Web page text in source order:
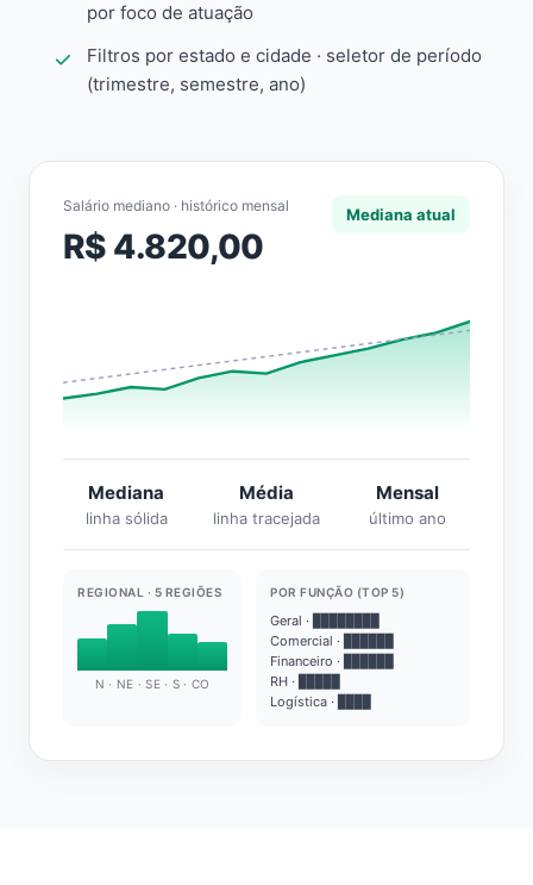
por foco de atuação
Filtros por estado e cidade · seletor de período
(trimestre, semestre, ano)
Salário mediano · histórico mensal
R$ 4.820,00
Mediana atual
Mediana
linha sólida
Média
linha tracejada
Mensal
último ano
REGIONAL · 5 REGIÕES
N · NE · SE · S · CO
POR FUNÇÃO (TOP 5)
Geral · ████████
Comercial · ██████
Financeiro · ██████
RH · █████
Logística · ████